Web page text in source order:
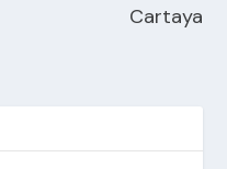
Cartaya